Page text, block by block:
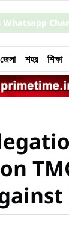
Whatsapp
জেলা শহর শিক্ষা